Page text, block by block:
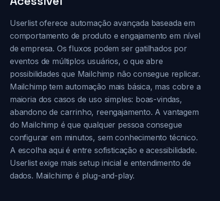
Userlist oferece automação avançada baseada em
comportamento de produto e engajamento em nível
de empresa. Os fluxos podem ser gatilhados por
eventos de múltiplos usuários, o que abre
possibilidades que Mailchimp não consegue replicar.
Mailchimp tem automação mais básica, mas cobre a
maioria dos casos de uso simples: boas-vindas,
abandono de carrinho, reengajamento. A vantagem
do Mailchimp é que qualquer pessoa consegue
configurar em minutos, sem conhecimento técnico.
A escolha aqui é entre sofisticação e acessibilidade.
Userlist exige mais setup inicial e entendimento de
dados. Mailchimp é plug-and-play.